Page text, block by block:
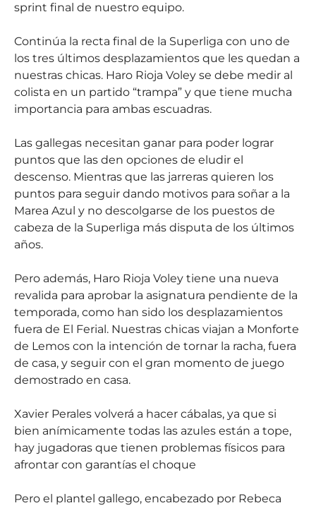
sprint final de nuestro equipo.
Continúa la recta final de la Superliga con uno de
los tres últimos desplazamientos que les quedan a
nuestras chicas. Haro Rioja Voley se debe medir al
colista en un partido “trampa” y que tiene mucha
importancia para ambas escuadras.
Las gallegas necesitan ganar para poder lograr
puntos que las den opciones de eludir el
descenso. Mientras que las jarreras quieren los
puntos para seguir dando motivos para soñar a la
Marea Azul y no descolgarse de los puestos de
cabeza de la Superliga más disputa de los últimos
años.
Pero además, Haro Rioja Voley tiene una nueva
revalida para aprobar la asignatura pendiente de la
temporada, como han sido los desplazamientos
fuera de El Ferial. Nuestras chicas viajan a Monforte
de Lemos con la intención de tornar la racha, fuera
de casa, y seguir con el gran momento de juego
demostrado en casa.
Xavier Perales volverá a hacer cábalas, ya que si
bien anímicamente todas las azules están a tope,
hay jugadoras que tienen problemas físicos para
afrontar con garantías el choque
Pero el plantel gallego, encabezado por Rebeca